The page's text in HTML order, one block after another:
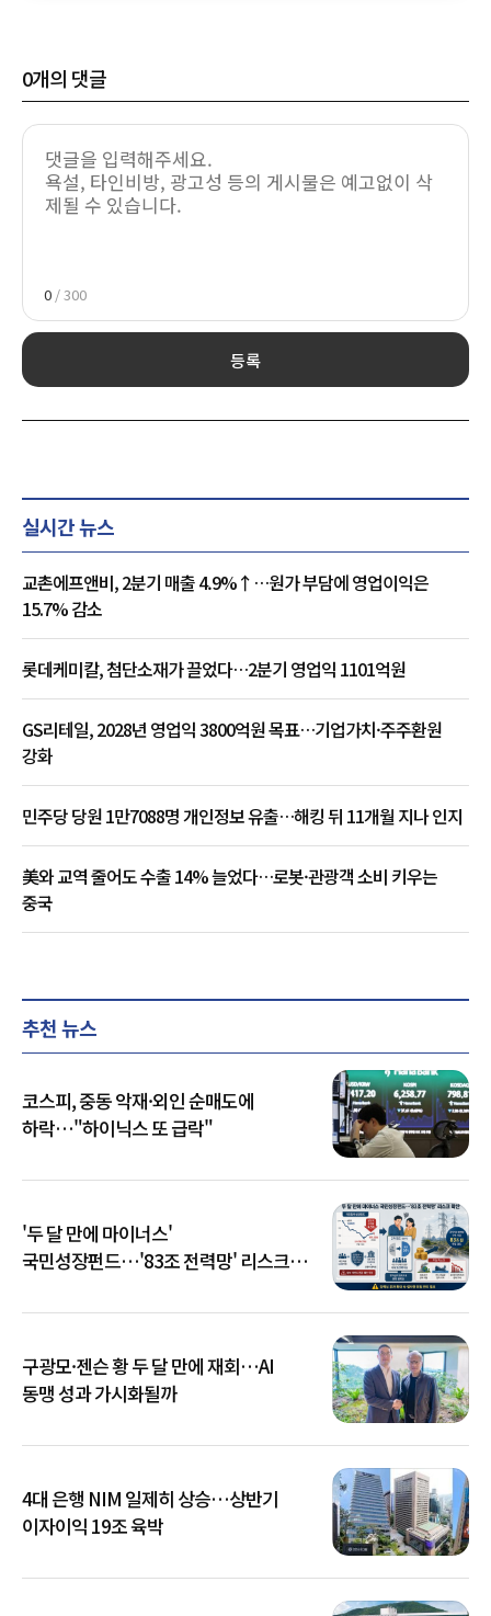
0개의 댓글
0 / 300
등록
실시간 뉴스
교촌에프앤비, 2분기 매출 4.9%↑…원가 부담에 영업이익은
15.7% 감소
롯데케미칼, 첨단소재가 끌었다…2분기 영업익 1101억원
GS리테일, 2028년 영업익 3800억원 목표…기업가치·주주환원
강화
민주당 당원 1만7088명 개인정보 유출…해킹 뒤 11개월 지나 인지
美와 교역 줄어도 수출 14% 늘었다…로봇·관광객 소비 키우는
중국
추천 뉴스
코스피, 중동 악재·외인 순매도에
하락…"하이닉스 또 급락"
'두 달 만에 마이너스'
국민성장펀드…'83조 전력망' 리스크
구광모·젠슨 황 두 달 만에 재회…AI
동맹 성과 가시화될까
4대 은행 NIM 일제히 상승…상반기
이자이익 19조 육박